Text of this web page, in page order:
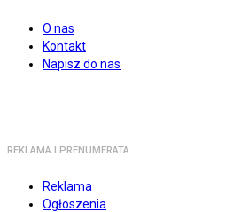
O nas
Kontakt
Napisz do nas
REKLAMA I PRENUMERATA
Reklama
Ogłoszenia